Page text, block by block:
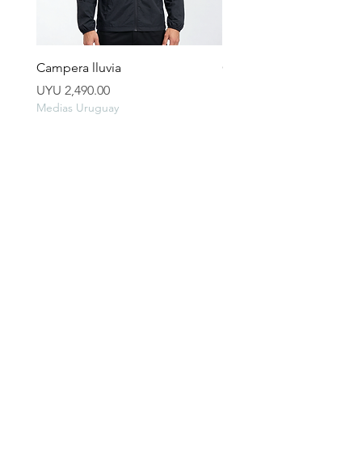
Campera lluvia
Price
UYU 2,490.00
Medias Uruguay
Campera Pocket Gris